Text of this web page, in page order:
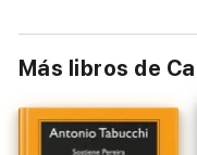
Más libros de